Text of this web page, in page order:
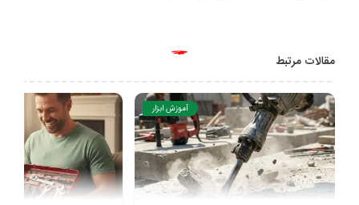
مقالات مرتبط
آموزش ابزار